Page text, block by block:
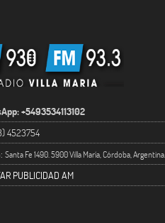
+5493534113102
4523754
Santa Fe 1490. 5900 Villa María, Córdoba, Argentina.
PUBLICIDAD AM